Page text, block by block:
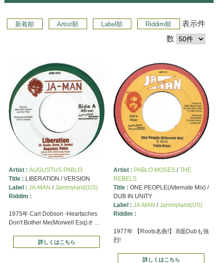
新着順 Artist順 Label順 Riddim順
表示件
数
Artist : AUGUSTUS PABLO
Title : LIBERATION / VERSION
Label : JA-MAN /Jammyland(US)
Riddim :
1975年 Carl Dobson -Heartaches
Don't Bother Me(Morwell Esq)オ ...
詳しくはこちら
Artist : PABLO MOSES/THE
REBELS
Title : ONE PEOPLE(Alternate Mix) /
DUB IN UNITY
Label : JA-MAN /Jammyland(US)
Riddim :
1977年 【Roots名曲!】 B面Dubも強
烈!
詳しくはこちら